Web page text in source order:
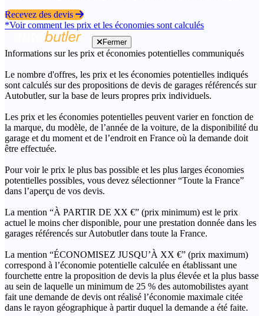
Recevez des devis
*Voir comment les prix et les économies sont calculés
Fermer
Informations sur les prix et économies potentielles communiqués
Le nombre d'offres, les prix et les économies potentielles indiqués
sont calculés sur des propositions de devis de garages référencés sur
Autobutler, sur la base de leurs propres prix individuels.
Les prix et les économies potentielles peuvent varier en fonction de
la marque, du modèle, de l’année de la voiture, de la disponibilité du
garage et du moment et de l’endroit en France où la demande doit
être effectuée.
Pour voir le prix le plus bas possible et les plus larges économies
potentielles possibles, vous devez sélectionner “Toute la France”
dans l’aperçu de vos devis.
La mention “À PARTIR DE XX €” (prix minimum) est le prix
actuel le moins cher disponible, pour une prestation donnée dans les
garages référencés sur Autobutler dans toute la France.
La mention “ÉCONOMISEZ JUSQU’À XX €” (prix maximum)
correspond à l’économie potentielle calculée en établissant une
fourchette entre la proposition de devis la plus élevée et la plus basse
au sein de laquelle un minimum de 25 % des automobilistes ayant
fait une demande de devis ont réalisé l’économie maximale citée
dans le rayon géographique à partir duquel la demande a été faite.